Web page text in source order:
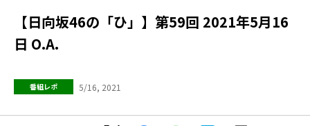
【日向坂46の「ひ」】第59回 2021年5月16
日 O.A.
番組レポ 5/16, 2021